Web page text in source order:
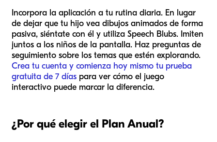
Incorpora la aplicación a tu rutina diaria. En lugar
de dejar que tu hijo vea dibujos animados de forma
pasiva, siéntate con él y utiliza Speech Blubs. Imiten
juntos a los niños de la pantalla. Haz preguntas de
seguimiento sobre los temas que estén explorando.
Crea tu cuenta y comienza hoy mismo tu prueba
gratuita de 7 días para ver cómo el juego
interactivo puede marcar la diferencia.
¿Por qué elegir el Plan Anual?